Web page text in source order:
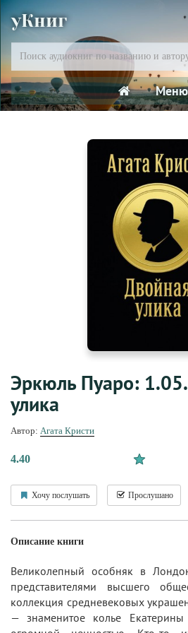
уКниг
Эркюль Пуаро:
улика
Автор: Агата Кристи
4.40
Хочу послушать Прослушано
Описание книги
Великолепный особняк в
представителями высшего
коллекция средневековых
— знаменитое колье